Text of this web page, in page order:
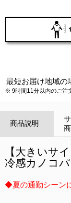
最短お届け地域の
※ 9時間11分以内のご注
商品説明
【大きいサ
冷感カノコ
◆夏の通勤シーン